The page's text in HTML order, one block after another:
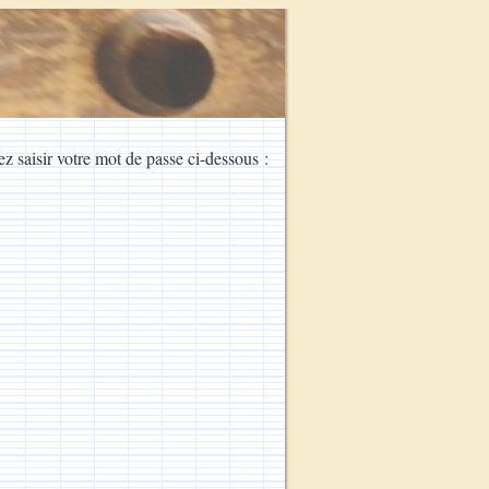
saisir votre mot de passe ci-dessous :